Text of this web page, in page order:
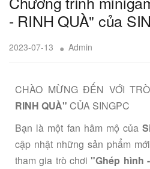
- RINH QUÀ" của
2023-07-13 Admin
CHÀO MỪNG ĐẾN VỚI
RINH QUÀ" CỦA SINGPC
Bạn là một fan hâm mộ của
cập nhật những sản phẩm
tham gia trò chơi"Ghép hình